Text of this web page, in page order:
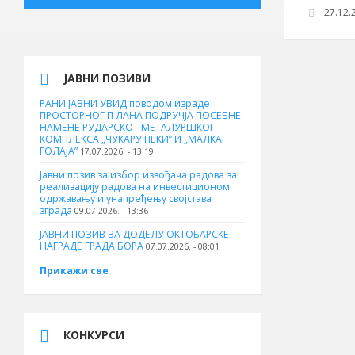
ЈАВНИ ПОЗИВИ
РАНИ ЈАВНИ УВИД поводом израде
ПРОСТОРНОГ П ЛАНА ПОДРУЧЈА ПОСЕБНЕ
НАМЕНЕ РУДАРСКО - МЕТАЛУРШКОГ
КОМПЛЕКСА „ЧУКАРУ ПЕКИ” И „МАЛКА
ГОЛАЈА” 17.07.2026. - 13:19
Јавни позив за избор извођача радова за
реализацију радова на инвестиционом
одржавању и унапређењу својстава
зграда 09.07.2026. - 13:36
ЈАВНИ ПОЗИВ ЗА ДОДЕЛУ ОКТOБАРСКЕ
НАГРАДЕ ГРАДА БОРА 07.07.2026. - 08:01
Прикажи све
КОНКУРСИ